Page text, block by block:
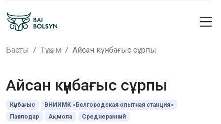
Басты Тұқым Айсан күнбағыс cұрпы
Айсан күнбағыс cұрпы
Күнбағыс
ВНИИМК «Белгородская опытная станция»
Павлодар
Ақмола Среднеранний